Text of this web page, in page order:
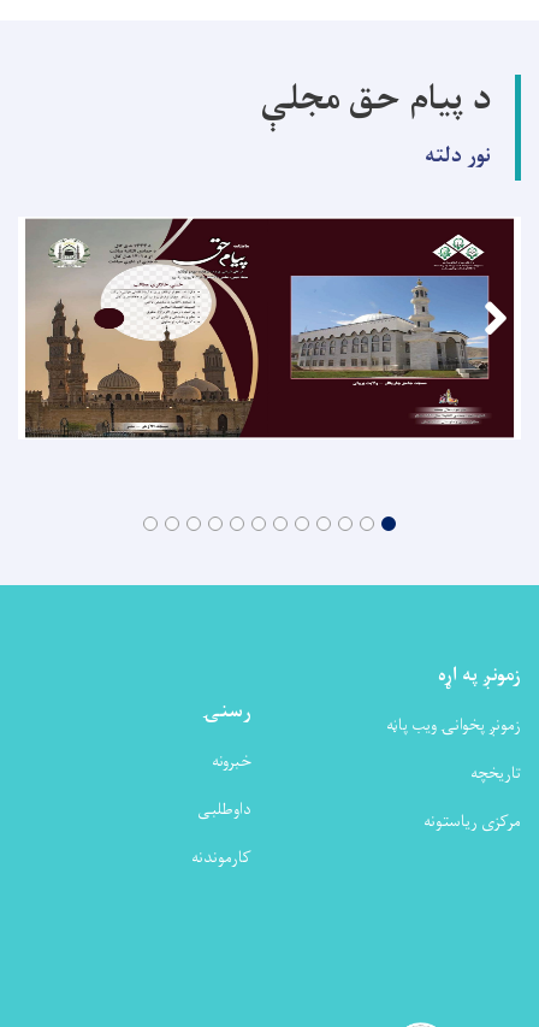
د پیام حق مجلې
نور دلته
زمونږ په اړه
زمونږ پخوانۍ ویب پاڼه
تاریخچه
مرکزی ریاستونه
رسنۍ
خبرونه
داوطلبی
کارموندنه